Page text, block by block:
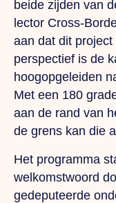
beide zijden van
lector Cross-
aan dat dit project
perspectief is de
hoogopgeleiden
Met een 180
aan de rand van
de grens kan die
Het programma
welkomstwoord
gedeputeerde